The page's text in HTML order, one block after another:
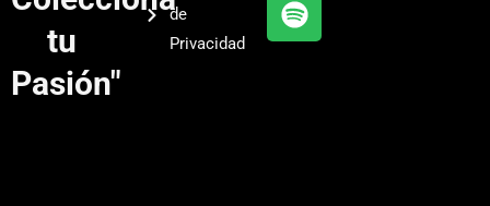
tu
Pasión"
de
Privacidad
a